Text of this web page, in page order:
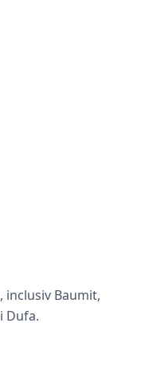
inclusiv Baumit,
Dufa.